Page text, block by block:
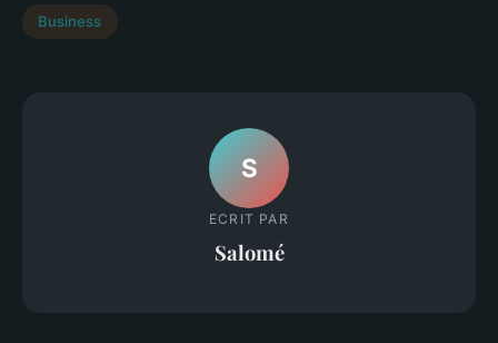
Business
S
ECRIT PAR
Salomé